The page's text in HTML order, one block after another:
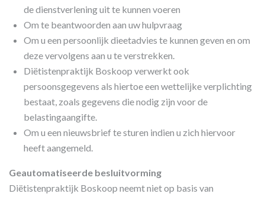
de dienstverlening uit te kunnen voeren
Om te beantwoorden aan uw hulpvraag
Om u een persoonlijk dieetadvies te kunnen geven en om
deze vervolgens aan u te verstrekken.
Diëtistenpraktijk Boskoop verwerkt ook
persoonsgegevens als hiertoe een wettelijke verplichting
bestaat, zoals gegevens die nodig zijn voor de
belastingaangifte.
Om u een nieuwsbrief te sturen indien u zich hiervoor
heeft aangemeld.
Geautomatiseerde besluitvorming
Diëtistenpraktijk Boskoop neemt niet op basis van